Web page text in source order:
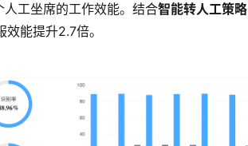
人工坐席的工作效能。结合智能转人工策略
能提升2.7倍。